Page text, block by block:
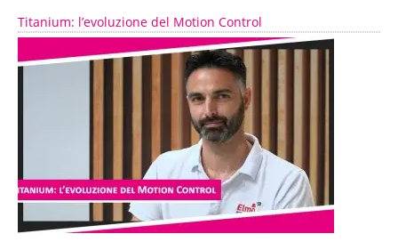
Titanium: l’evoluzione del Motion Control